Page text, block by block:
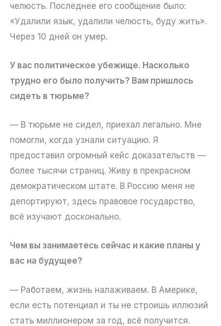
челюсть. Последнее его сообщение было:
«Удалили язык, удалили челюсть, буду жить».
Через 10 дней он умер.
У вас политическое убежище. Насколько
трудно его было получить? Вам пришлось
сидеть в тюрьме?
— В тюрьме не сидел, приехал легально. Мне
помогли, когда узнали ситуацию. Я
предоставил огромный кейс доказательств —
более тысячи страниц. Живу в прекрасном
демократическом штате. В Россию меня не
депортируют, здесь правовое государство,
всё изучают досконально.
Чем вы занимаетесь сейчас и какие планы у
вас на будущее?
— Работаем, жизнь налаживаем. В Америке,
если есть потенциал и ты не строишь иллюзий
стать миллионером за год, всё получится.